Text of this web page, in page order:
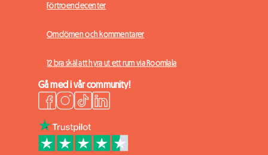
Förtroendecenter
Omdömen och kommentarer
12 bra skäl att hyra ut ett rum via Roomlala
Gå med i vår community!